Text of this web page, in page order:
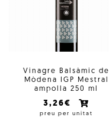
Vinagre Balsàmic de
Mòdena IGP Mestral
ampolla 250 ml
3,26€
preu per unitat